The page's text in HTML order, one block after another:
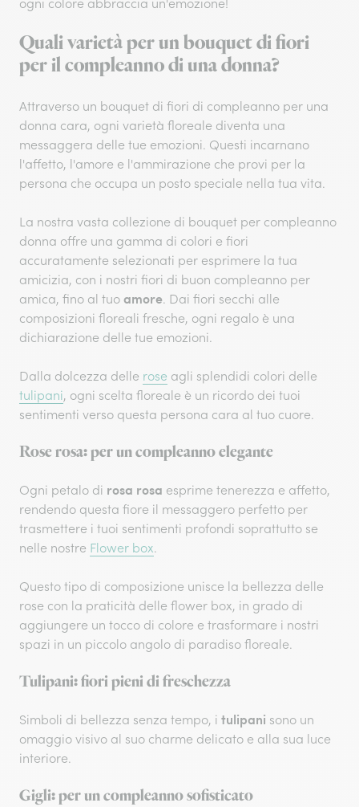
ogni colore abbraccia un'emozione!
Quali varietà per un bouquet di fiori
per il compleanno di una donna?
Attraverso un bouquet di fiori di compleanno per una
donna cara, ogni varietà floreale diventa una
messaggera delle tue emozioni. Questi incarnano
l'affetto, l'amore e l'ammirazione che provi per la
persona che occupa un posto speciale nella tua vita.
La nostra vasta collezione di bouquet per compleanno
donna offre una gamma di colori e fiori
accuratamente selezionati per esprimere la tua
amicizia, con i nostri fiori di buon compleanno per
amica, fino al tuo amore. Dai fiori secchi alle
composizioni floreali fresche, ogni regalo è una
dichiarazione delle tue emozioni.
Dalla dolcezza delle rose agli splendidi colori delle
tulipani, ogni scelta floreale è un ricordo dei tuoi
sentimenti verso questa persona cara al tuo cuore.
Rose rosa: per un compleanno elegante
Ogni petalo di rosa rosa esprime tenerezza e affetto,
rendendo questa fiore il messaggero perfetto per
trasmettere i tuoi sentimenti profondi soprattutto se
nelle nostre Flower box.
Questo tipo di composizione unisce la bellezza delle
rose con la praticità delle flower box, in grado di
aggiungere un tocco di colore e trasformare i nostri
spazi in un piccolo angolo di paradiso floreale.
Tulipani: fiori pieni di freschezza
Simboli di bellezza senza tempo, i tulipani sono un
omaggio visivo al suo charme delicato e alla sua luce
interiore.
Gigli: per un compleanno sofisticato